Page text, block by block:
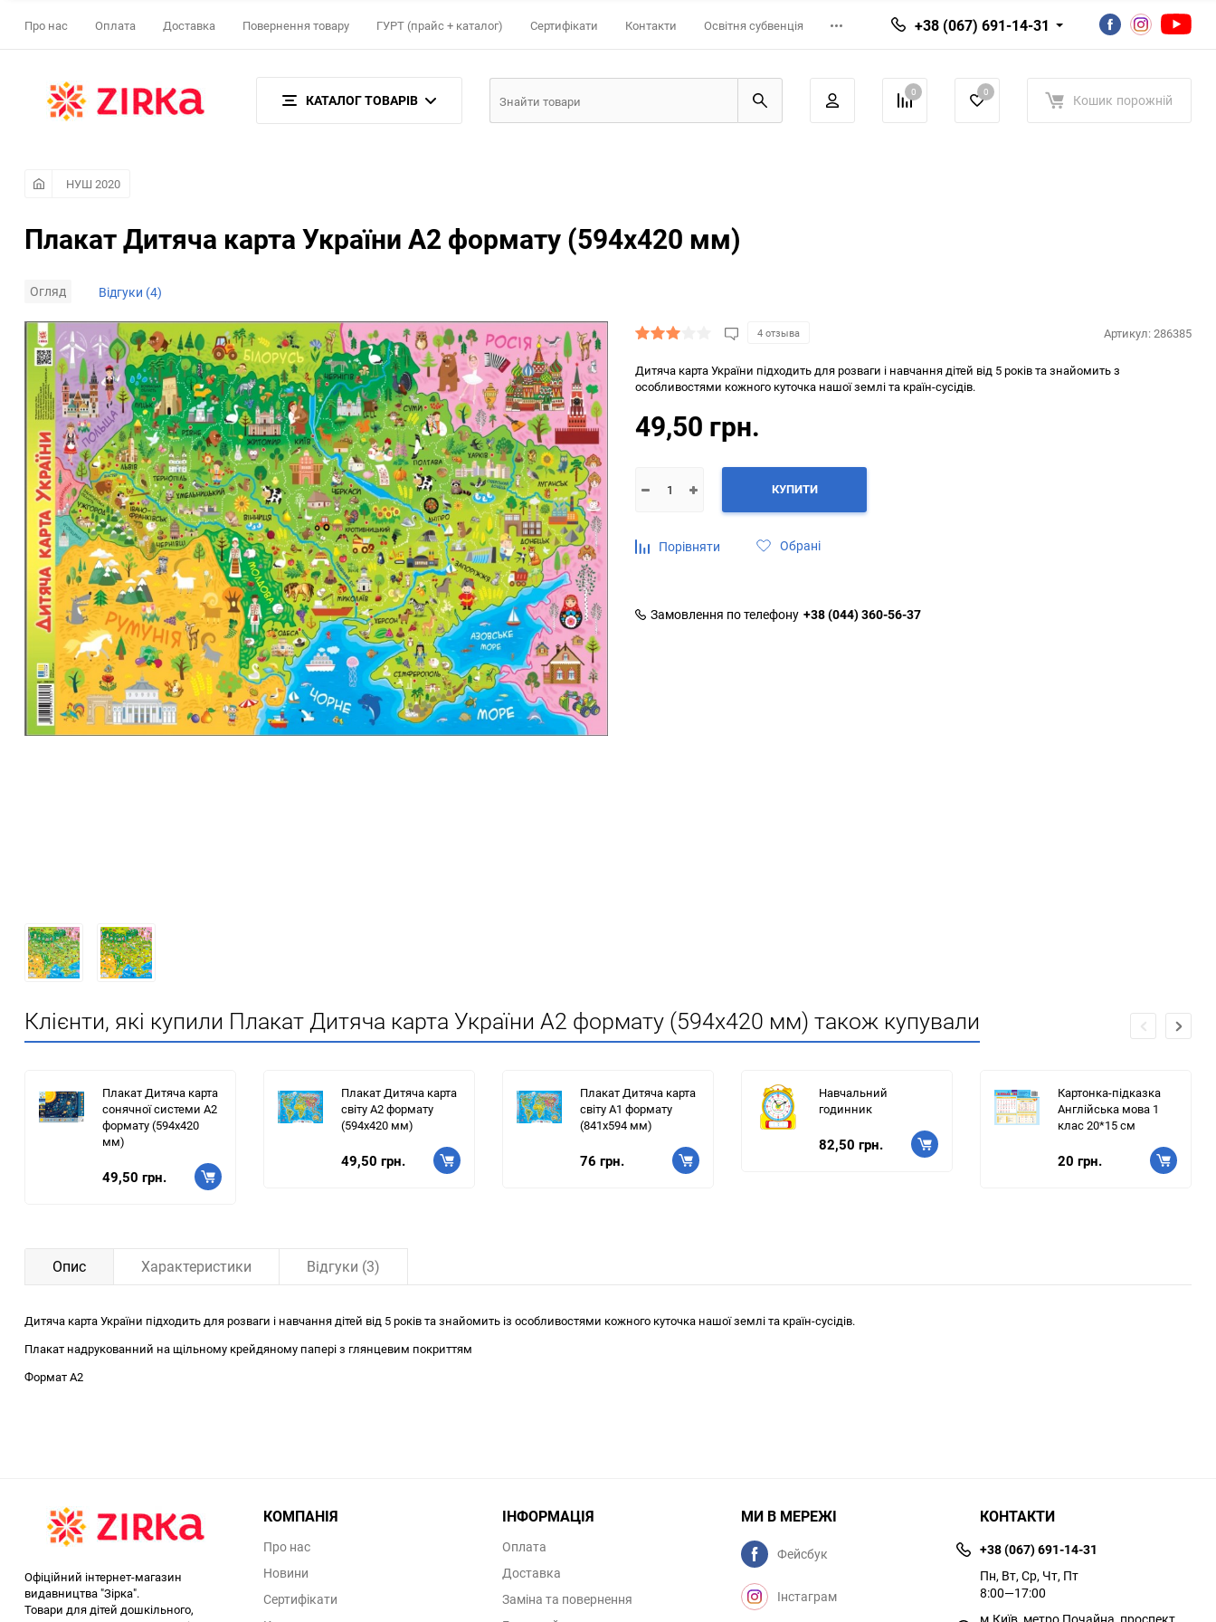
Про нас Оплата Доставка Повернення товару ГУРТ (прайс + каталог) Сертифікати Контакти Освітня субвенція +38 (067) 691-14-31
КАТАЛОГ ТОВАРІВ 0 0 Кошик порожній
НУШ 2020
Плакат Дитяча карта України А2 формату (594х420 мм)
Огляд Відгуки (4)
4 отзыва Артикул:286385
Дитяча карта України підходить для розваги і навчання дітей від 5 років та знайомить з
особливостями кожного куточка нашої землі та країн-сусідів.
49,50 грн.
КУПИТИ
Порівняти Обрані
Замовлення по телефону +38 (044) 360-56-37
Клієнти, які купили Плакат Дитяча карта України А2 формату (594х420 мм) також купували
Плакат Дитяча карта
сонячної системи А2
формату (594х420
мм)
49,50 грн.
Плакат Дитяча карта
світу А2 формату
(594х420 мм)
49,50 грн.
Плакат Дитяча карта
світу А1 формату
(841х594 мм)
76 грн.
Навчальний
годинник
82,50 грн.
Картонка-підказка
Англійська мова 1
клас 20*15 см
20 грн.
Опис Характеристики Відгуки (3)
Дитяча карта України підходить для розваги і навчання дітей від 5 років та знайомить із особливостями кожного куточка нашої землі та країн-сусідів.
Плакат надрукованний на щільному крейдяному папері з глянцевим покриттям
Формат А2
Офіційний інтернет-магазин
видавництва "Зірка".
Товари для дітей дошкільного,
КОМПАНІЯ
Про нас
Новини
Сертифікати
ІНФОРМАЦІЯ
Оплата
Доставка
Заміна та повернення
МИ В МЕРЕЖІ
Фейсбук
Інстаграм
КОНТАКТИ
+38 (067) 691-14-31
Пн, Вт, Ср, Чт, Пт
8:00—17:00